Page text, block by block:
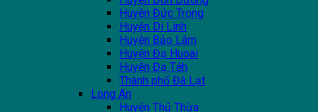
Huyện Đức Trọng
Huyện Di Linh
Huyện Bảo Lâm
Huyện Đạ Huoai
Huyện Đạ Tẻh
Thành phố Đà Lạt
Long An
Huyện Thủ Thừa